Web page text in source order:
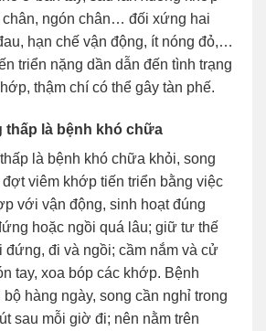
chân, ngón chân… đối xứng hai
hạn chế vận động, ít nóng đỏ,…
triển nặng dần dẫn đến tình trạng
thậm chí có thể gây tàn phế.
thấp là bệnh khó chữa
là bệnh khó chữa khỏi, song
viêm khớp tiến triển bằng việc
với vận động, sinh hoạt đúng
hoặc ngồi quá lâu; giữ tư thế
đứng, đi và ngồi; cầm nắm và cử
tay, xoa bóp các khớp. Bệnh
hàng ngày, song cần nghỉ trong
sau mỗi giờ đi; nên nằm trên